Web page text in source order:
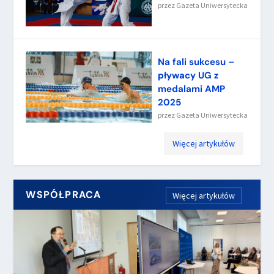
przez Gazeta Uniwersytecka
Na fali sukcesu –
pływacy UG z
medalami AMP
2025
przez Gazeta Uniwersytecka
Więcej artykułów
WSPÓŁPRACA Więcej artykułów